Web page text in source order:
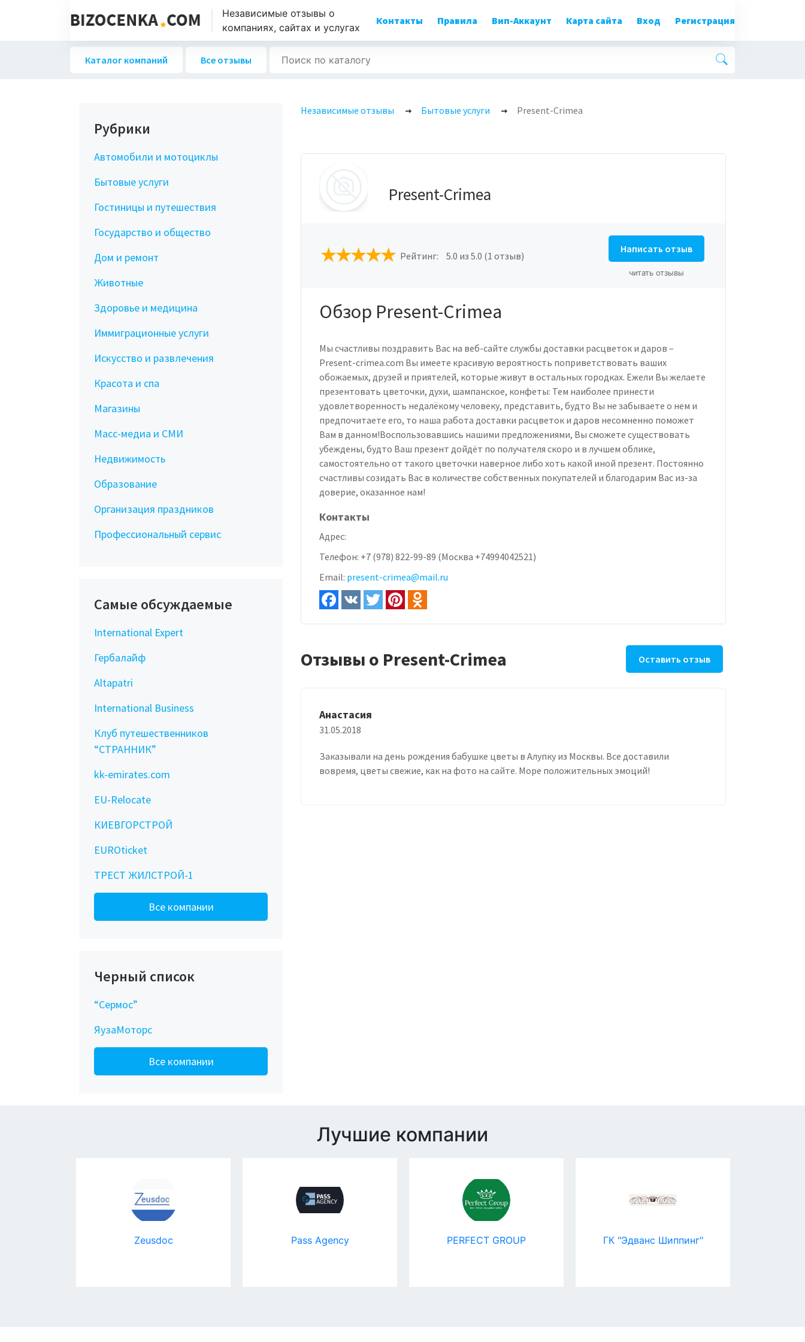
Независимые отзывы о
компаниях, сайтах и услугах
Контакты Правила Вип-Аккаунт Карта сайта Вход Регистрация
Каталог компаний Все отзывы
Независимые отзывы Бытовые услуги Present-Crimea
Present-Crimea
Рейтинг: 5.0 из 5.0 (1 отзыв)
Написать отзыв
читать отзывы
Обзор Present-Crimea
Мы счастливы поздравить Вас на веб-сайте службы доставки расцветок и даров –
Present-crimea.com Вы имеете красивую вероятность поприветствовать ваших
обожаемых, друзей и приятелей, которые живут в остальных городках. Ежели Вы желаете
презентовать цветочки, духи, шампанское, конфеты: Тем наиболее принести
удовлетворенность недалёкому человеку, представить, будто Вы не забываете о нем и
предпочитаете его, то наша работа доставки расцветок и даров несомненно поможет
Вам в данном!Воспользовавшись нашими предложениями, Вы сможете существовать
убеждены, будто Ваш презент дойдёт по получателя скоро и в лучшем облике,
самостоятельно от такого цветочки наверное либо хоть какой иной презент. Постоянно
счастливы созидать Вас в количестве собственных покупателей и благодарим Вас из-за
доверие, оказанное нам!
Контакты
Адрес:
Телефон: +7 (978) 822-99-89 (Москва +74994042521)
Email: present-crimea@mail.ru
Отзывы о Present-Crimea Оставить отзыв
Анастасия
31.05.2018
Заказывали на день рождения бабушке цветы в Алупку из Москвы. Все доставили
вовремя, цветы свежие, как на фото на сайте. Море положительных эмоций!
Рубрики
Автомобили и мотоциклы
Бытовые услуги
Гостиницы и путешествия
Государство и общество
Дом и ремонт
Животные
Здоровье и медицина
Иммиграционные услуги
Искусство и развлечения
Красота и спа
Магазины
Масс-медиа и СМИ
Недвижимость
Образование
Организация праздников
Профессиональный сервис
Самые обсуждаемые
International Expert
Гербалайф
Altapatri
International Business
Клуб путешественников
“СТРАННИК”
kk-emirates.com
EU-Relocate
КИЕВГОРСТРОЙ
EUROticket
ТРЕСТ ЖИЛСТРОЙ-1
Все компании
Черный список
“Сермос”
ЯузаМоторс
Все компании
Лучшие компании
Zeusdoc Pass Agency PERFECT GROUP ГК "Эдванс Шиппинг"